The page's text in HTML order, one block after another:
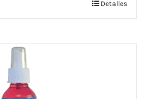
Detalles